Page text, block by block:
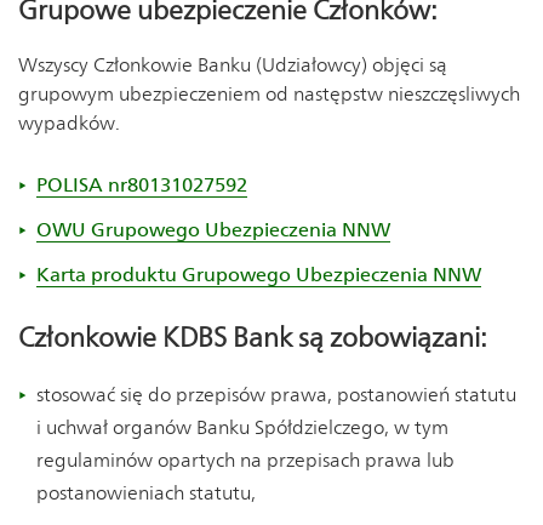
Grupowe ubezpieczenie Członków:
Wszyscy Członkowie Banku (Udziałowcy) objęci są
grupowym ubezpieczeniem od następstw nieszczęsliwych
wypadków.
POLISA nr80131027592
OWU Grupowego Ubezpieczenia NNW
Karta produktu Grupowego Ubezpieczenia NNW
Członkowie KDBS Bank są zobowiązani:
stosować się do przepisów prawa, postanowień statutu
i uchwał organów Banku Spółdzielczego, w tym
regulaminów opartych na przepisach prawa lub
postanowieniach statutu,